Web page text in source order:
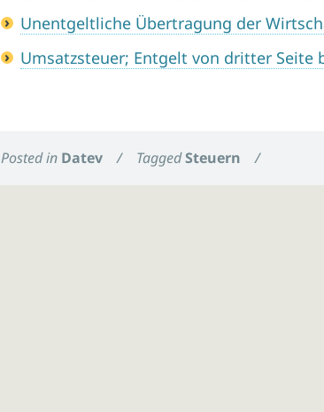
Unentgeltliche Übertragung der
Umsatzsteuer; Entgelt von dritter Seite
Posted in Datev / TaggedSteuern /